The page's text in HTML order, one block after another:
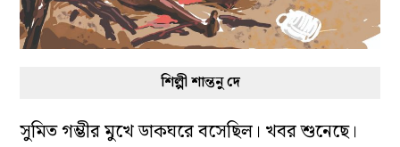
শিল্পী শান্তনু দে
সুমিত গম্ভীর মুখে ডাকঘরে বসেছিল। খবর শুনেছে।